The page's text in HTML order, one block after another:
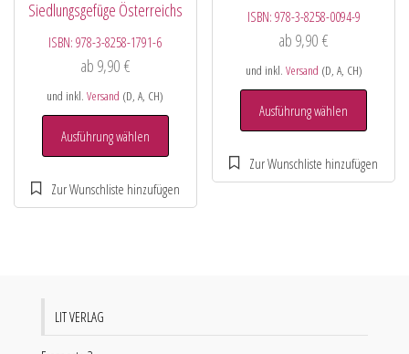
Siedlungsgefüge Österreichs
ISBN:978-3-8258-1791-6
ab 9,90 €
und inkl.Versand (D, A, CH)
Ausführung wählen
ISBN: 978-3-8258-0094-9
ab 9,90€
und inkl. Versand (D, A, CH)
Ausführung wählen
LIT VERLAG